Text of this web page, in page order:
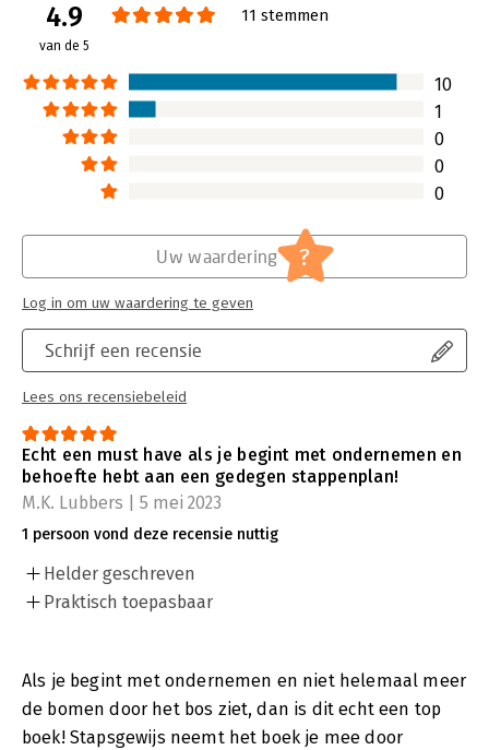
4.9
van de 5
11 stemmen
10
1
0
0
0
Schrijf een recensie
Lees ons recensiebeleid
Uw waardering ?
Log in om uw waardering te geven
Echt een must have als je begint met ondernemen en
behoefte hebt aan een gedegen stappenplan!
M.K. Lubbers | 5 mei 2023
1 persoon vond deze recensie nuttig
Helder geschreven
Praktisch toepasbaar
Als je begint met ondernemen en niet helemaal meer
de bomen door het bos ziet, dan is dit echt een top
boek! Stapsgewijs neemt het boek je mee door